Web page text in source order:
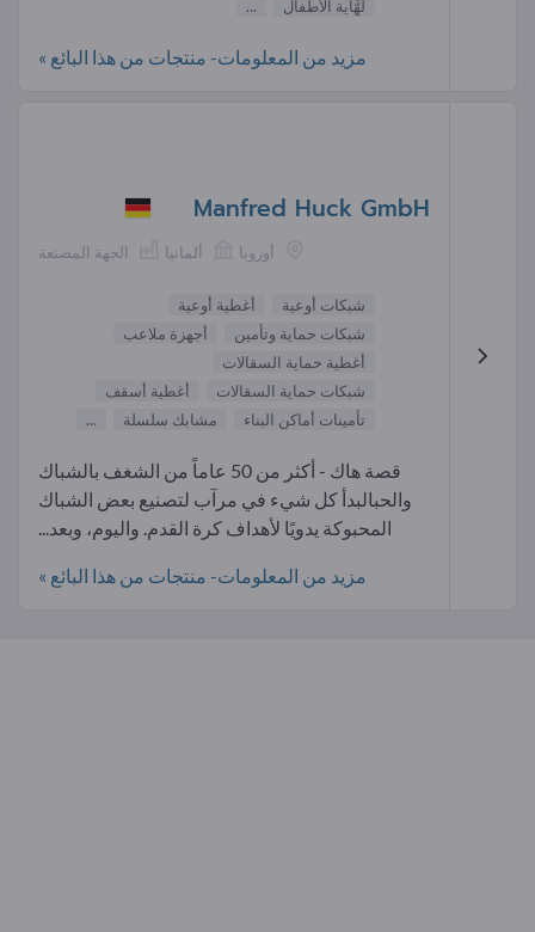
لهَّاية الأطفال
...
مزيد من المعلومات- منتجات من هذا البائع »
Manfred Huck GmbH
الجهة المصنعة ألمانيا أوروبا
شبكات أوعية
أغطية أوعية
شبكات حماية وتأمين
أجهزة ملاعب
أغطية حماية السقالات
شبكات حماية السقالات
أغطية أسقف
تأمينات أماكن البناء
مشابك سلسلة ...
قصة هاك - أكثر من 50 عاماً من الشغف بالشباك
والحبالبدأ كل شيء في مرآب لتصنيع بعض الشباك
المحبوكة يدويًا لأهداف كرة القدم. واليوم، وبعد...
مزيد من المعلومات- منتجات من هذا البائع »